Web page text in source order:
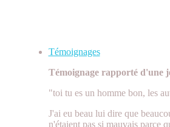
Témoignages
Témoignage rapporté d'une
"toi tu es un homme bon, les
J'ai eu beau lui dire que
n'étaient pas si mauvais parce